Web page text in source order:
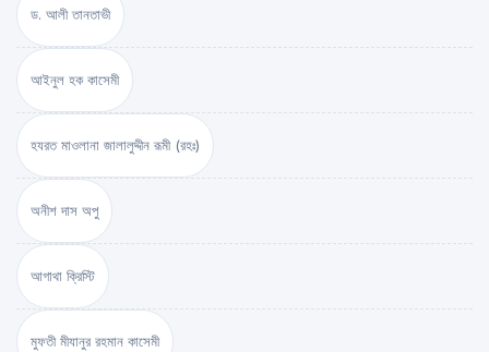
ড. আলী তানতাভী
আইনুল হক কাসেমী
হযরত মাওলানা জালালুদ্দীন রূমী (রহঃ)
অনীশ দাস অপু
আগাথা ক্রিস্টি
মুফতী মীযানুর রহমান কাসেমী